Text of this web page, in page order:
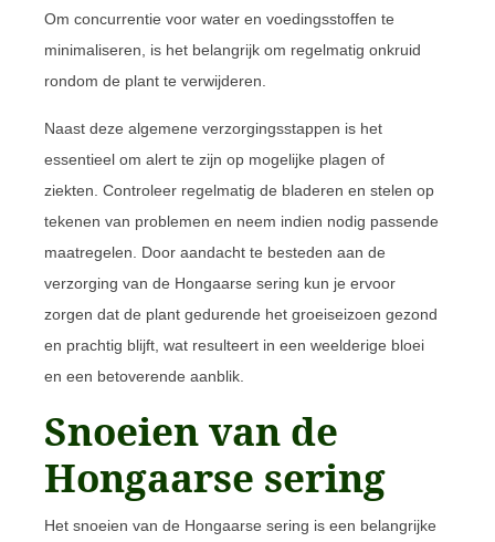
Om concurrentie voor water en voedingsstoffen te
minimaliseren, is het belangrijk om regelmatig onkruid
rondom de plant te verwijderen.
Naast deze algemene verzorgingsstappen is het
essentieel om alert te zijn op mogelijke plagen of
ziekten. Controleer regelmatig de bladeren en stelen op
tekenen van problemen en neem indien nodig passende
maatregelen. Door aandacht te besteden aan de
verzorging van de Hongaarse sering kun je ervoor
zorgen dat de plant gedurende het groeiseizoen gezond
en prachtig blijft, wat resulteert in een weelderige bloei
en een betoverende aanblik.
Snoeien van de
Hongaarse sering
Het snoeien van de Hongaarse sering is een belangrijke